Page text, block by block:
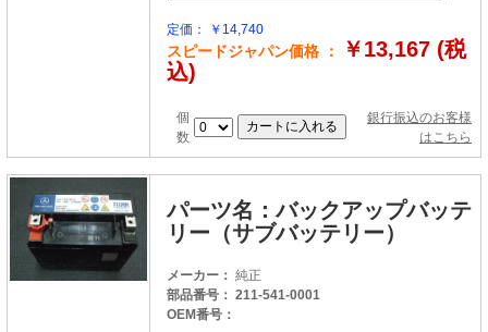
定価： ￥14,740
スピードジャパン価格 ：
￥13,167 (税
込)
個
数
銀行振込のお客様
はこちら
パーツ名：バックアップバッテ
リー（サブバッテリー）
メーカー： 純正
部品番号： 211-541-0001
OEM番号：